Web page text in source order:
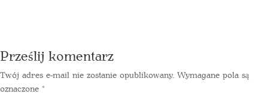
Prześlij komentarz
Twój adres e-mail nie zostanie opublikowany. Wymagane pola są
oznaczone *